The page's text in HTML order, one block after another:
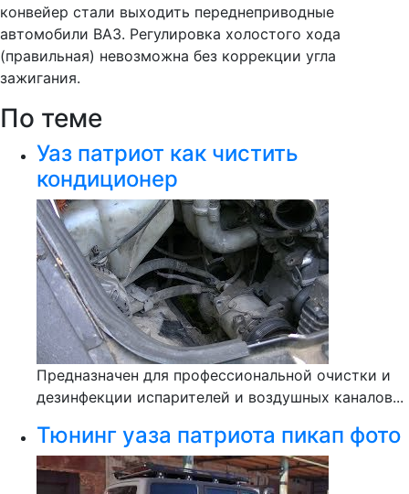
конвейер стали выходить переднеприводные
автомобили ВАЗ. Регулировка холостого хода
(правильная) невозможна без коррекции угла
зажигания.
По теме
Уаз патриот как чистить
кондиционер
Предназначен для профессиональной очистки и
дезинфекции испарителей и воздушных каналов...
Тюнинг уаза патриота пикап фото